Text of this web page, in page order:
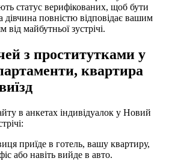
статус верифікованих, щоб бути
повністю відповідає вашим
майбутньої зустрічі.
з проститутками у
квартира
в анкетах індивідуалок у Новий
приїде в готель, вашу квартиру,
або навіть вийде в авто.